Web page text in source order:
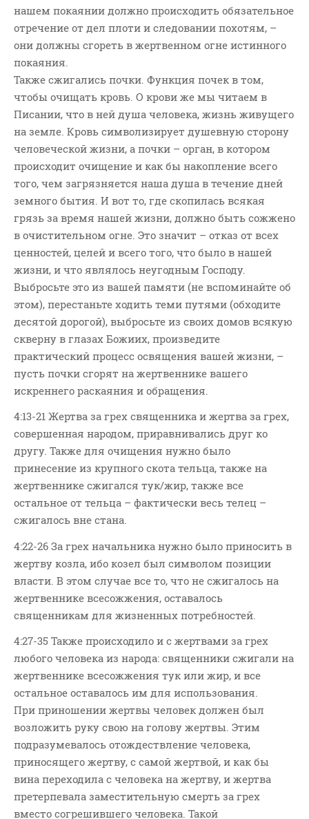
нашем покаянии должно происходить обязательное
отречение от дел плоти и следовании похотям, –
они должны сгореть в жертвенном огне истинного
покаяния.
Также сжигались почки. Функция почек в том,
чтобы очищать кровь. О крови же мы читаем в
Писании, что в ней душа человека, жизнь живущего
на земле. Кровь символизирует душевную сторону
человеческой жизни, а почки – орган, в котором
происходит очищение и как бы накопление всего
того, чем загрязняется наша душа в течение дней
земного бытия. И вот то, где скопилась всякая
грязь за время нашей жизни, должно быть сожжено
в очистительном огне. Это значит – отказ от всех
ценностей, целей и всего того, что было в нашей
жизни, и что являлось неугодным Господу.
Выбросьте это из вашей памяти (не вспоминайте об
этом), перестаньте ходить теми путями (обходите
десятой дорогой), выбросьте из своих домов всякую
скверну в глазах Божиих, произведите
практический процесс освящения вашей жизни, –
пусть почки сгорят на жертвеннике вашего
искреннего раскаяния и обращения.
4:13-21 Жертва за грех священника и жертва за грех,
совершенная народом, приравнивались друг ко
другу. Также для очищения нужно было
принесение из крупного скота тельца, также на
жертвеннике сжигался тук/жир, также все
остальное от тельца – фактически весь телец –
сжигалось вне стана.
4:22-26 За грех начальника нужно было приносить в
жертву козла, ибо козел был символом позиции
власти. В этом случае все то, что не сжигалось на
жертвеннике всесожжения, оставалось
священникам для жизненных потребностей.
4:27-35 Также происходило и с жертвами за грех
любого человека из народа: священники сжигали на
жертвеннике всесожжения тук или жир, и все
остальное оставалось им для использования.
При приношении жертвы человек должен был
возложить руку свою на голову жертвы. Этим
подразумевалось отождествление человека,
приносящего жертву, с самой жертвой, и как бы
вина переходила с человека на жертву, и жертва
претерпевала заместительную смерть за грех
вместо согрешившего человека. Такой